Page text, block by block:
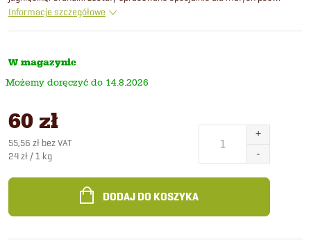
Informacje szczegółowe
W magazynie
14.8.2026
60 zł
55,56 zł bez VAT
Cena
24 zł / 1 kg
DODAJ DO KOSZYKA